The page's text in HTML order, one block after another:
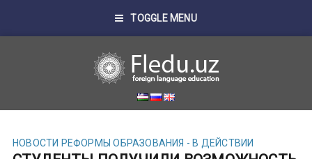
TOGGLE MENU
НОВОСТИ РЕФОРМЫ ОБРАЗОВАНИЯ - В ДЕЙСТВИИ